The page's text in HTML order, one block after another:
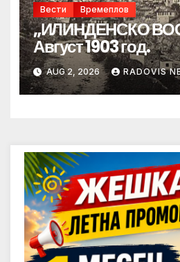
Вести Времеплов
„ИЛИНДЕНСКО
Август 1903 год.
AUG 2, 2026 RADOVIS